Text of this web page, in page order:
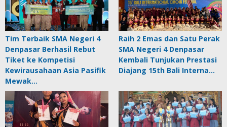
Tim Terbaik SMA Negeri 4
Denpasar Berhasil Rebut
Tiket ke Kompetisi
Kewirausahaan Asia Pasifik
Mewak…
Raih 2 Emas dan Satu Perak
SMA Negeri 4 Denpasar
Kembali Tunjukan Prestasi
Diajang 15th Bali Interna…